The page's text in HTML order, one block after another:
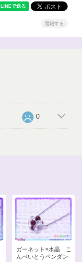
通報する
0
ガーネット×水晶 こ
んぺいとうペンダン